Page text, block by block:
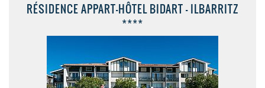
RÉSIDENCE APPART-HÔTEL BIDART - ILBARRITZ
****